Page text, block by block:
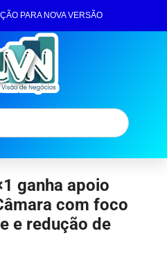
PARA NOVA VERSÃO
ganha apoio
com foco
e redução de